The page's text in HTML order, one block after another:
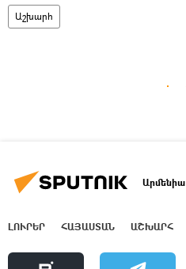
Աշխարհ
Արմենիա
ԼՈՒՐԵՐ ՀԱՅԱՍՏԱՆ ԱՇԽԱՐՀ